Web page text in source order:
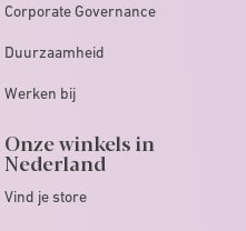
Corporate Governance
Duurzaamheid
Werken bij
Onze winkels in
Nederland
Vind je store